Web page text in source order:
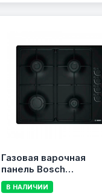
Газовая варочная
панель Bosch
PBP6C6K80Q
В НАЛИЧИИ